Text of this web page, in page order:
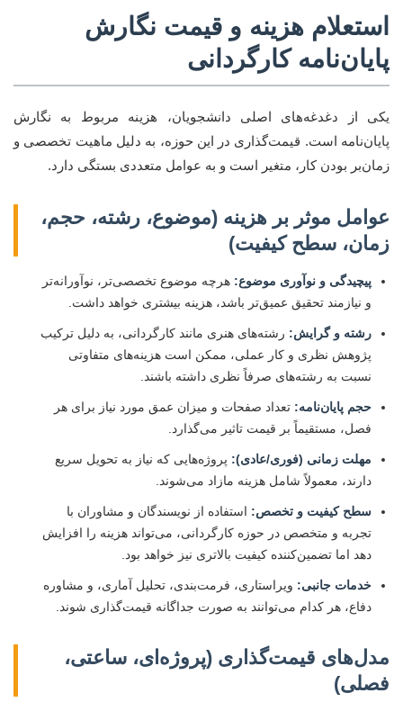
استعلام هزینه و قیمت نگارش
پایان‌نامه کارگردانی
یکی از دغدغه‌های اصلی دانشجویان، هزینه مربوط به نگارش
پایان‌نامه است. قیمت‌گذاری در این حوزه، به دلیل ماهیت تخصصی و
زمان‌بر بودن کار، متغیر است و به عوامل متعددی بستگی دارد.
عوامل موثر بر هزینه (موضوع، رشته، حجم،
زمان، سطح کیفیت)
پیچیدگی و نوآوری موضوع: هرچه موضوع تخصصی‌تر، نوآورانه‌تر
و نیازمند تحقیق عمیق‌تر باشد، هزینه بیشتری خواهد داشت.
رشته و گرایش: رشته‌های هنری مانند کارگردانی، به دلیل ترکیب
پژوهش نظری و کار عملی، ممکن است هزینه‌های متفاوتی
نسبت به رشته‌های صرفاً نظری داشته باشند.
حجم پایان‌نامه: تعداد صفحات و میزان عمق مورد نیاز برای هر
فصل، مستقیماً بر قیمت تاثیر می‌گذارد.
مهلت زمانی (فوری/عادی): پروژه‌هایی که نیاز به تحویل سریع
دارند، معمولاً شامل هزینه مازاد می‌شوند.
سطح کیفیت و تخصص: استفاده از نویسندگان و مشاوران با
تجربه و متخصص در حوزه کارگردانی، می‌تواند هزینه را افزایش
دهد اما تضمین‌کننده کیفیت بالاتری نیز خواهد بود.
خدمات جانبی: ویراستاری، فرمت‌بندی، تحلیل آماری، و مشاوره
دفاع، هر کدام می‌توانند به صورت جداگانه قیمت‌گذاری شوند.
مدل‌های قیمت‌گذاری (پروژه‌ای، ساعتی،
فصلی)